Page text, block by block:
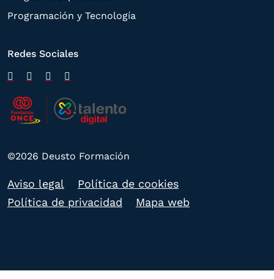
Programación y Tecnología
Redes Sociales
©2026 Deusto Formación
Aviso legal
Política de cookies
Política de privacidad
Mapa web